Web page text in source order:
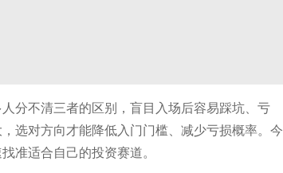
分不清三者的区别，盲目入场后容易踩坑、亏
选对方向才能降低入门门槛、减少亏损概率。今
准适合自己的投资赛道。